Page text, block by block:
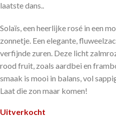
laatste dans..
Solaïs, een heerlijke rosé in een
zonnetje. Een elegante,
verfijnde zuren. Deze licht
rood fruit, zoals aardbei en
smaak is mooi in balans, vol
Laat die zon maar komen!
Uitverkocht